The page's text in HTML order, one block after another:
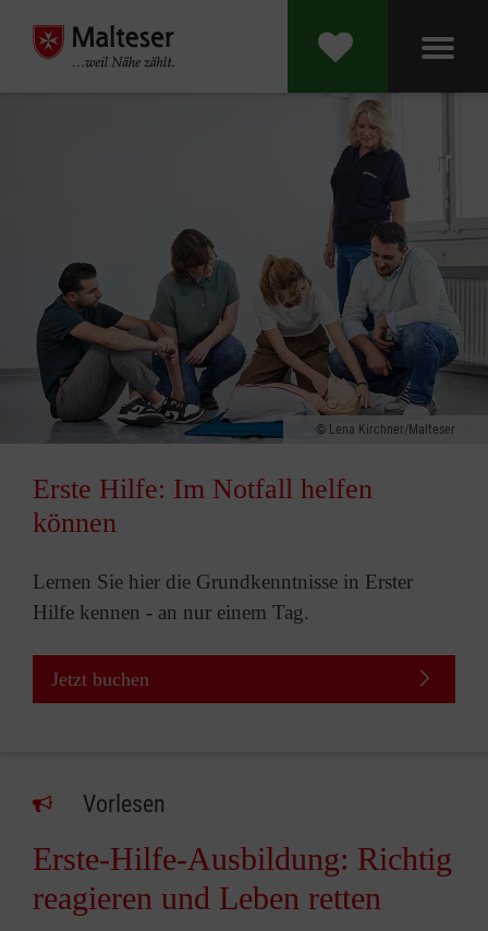
Lena Kirchner/Malteser
Erste Hilfe: Im Notfall helfen
können
Lernen Sie hier die Grundkenntnisse in Erster
Hilfe kennen - an nur einem Tag.
Jetzt buchen
Vorlesen
Erste-Hilfe-Ausbildung: Richtig
reagieren und Leben retten